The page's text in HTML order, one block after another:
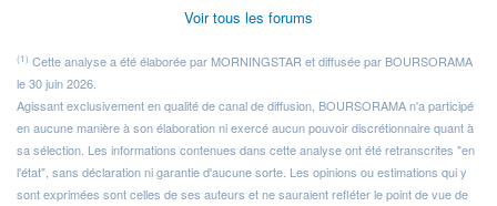
Voir tous les forums
(1) Cette analyse a été élaborée par MORNINGSTAR et diffusée par BOURSORAMA
le 30 juin 2026.
Agissant exclusivement en qualité de canal de diffusion, BOURSORAMA n'a participé
en aucune manière à son élaboration ni exercé aucun pouvoir discrétionnaire quant à
sa sélection. Les informations contenues dans cette analyse ont été retranscrites "en
l'état", sans déclaration ni garantie d'aucune sorte. Les opinions ou estimations qui y
sont exprimées sont celles de ses auteurs et ne sauraient refléter le point de vue de